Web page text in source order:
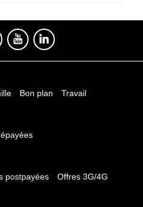
Bon plan Travail
postpayées
Offres 3G/4G